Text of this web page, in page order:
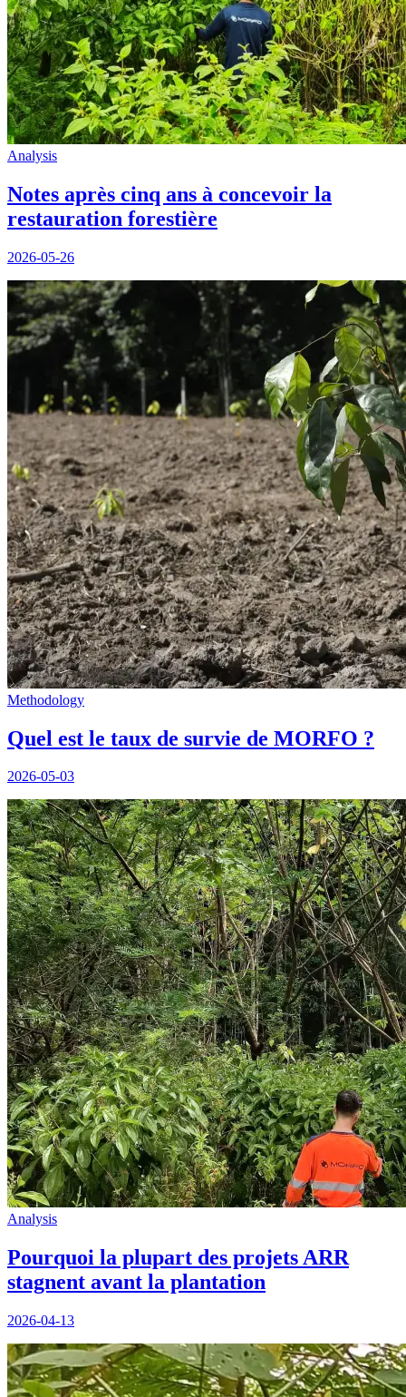
Analysis
Notes après cinq ans à concevoir la
restauration forestière
2026-05-26
Methodology
Quel est le taux de survie de MORFO ?
2026-05-03
Analysis
Pourquoi la plupart des projets ARR
stagnent avant la plantation
2026-04-13